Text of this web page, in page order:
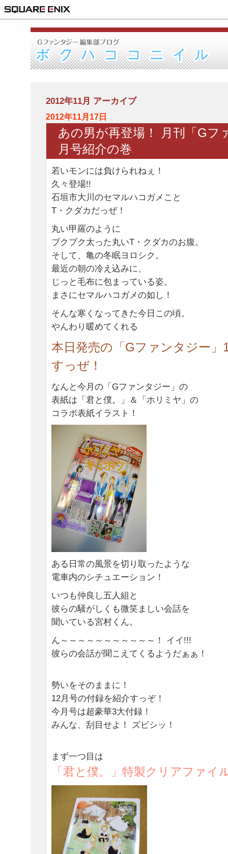
2012年11月 アーカイブ
2012年11月17日
あの男が再登場！ 月刊「Gフ
月号紹介の巻
若いモンには負けられねぇ！
久々登場!!
石垣市大川のセマルハコガメこと
T・クダカだっぜ！
丸い甲羅のように
ブクブク太った丸いT・クダカのお腹。
そして、亀の冬眠ヨロシク。
最近の朝の冷え込みに、
じっと毛布に包まっている姿。
まさにセマルハコガメの如し！
そんな寒くなってきた今日この頃。
やんわり暖めてくれる
本日発売の「Gファンタジー」
すっぜ！
なんと今月の「Gファンタジー」の
表紙は「君と僕。」＆「ホリミヤ」の
コラボ表紙イラスト！
ある日常の風景を切り取ったような
電車内のシチュエーション！
いつも仲良し五人組と
彼らの騒がしくも微笑ましい会話を
聞いている宮村くん。
ん～～～～～～～～～～～！ イイ!!!
彼らの会話が聞こえてくるようだぁぁ！
勢いをそのままに！
12月号の付録を紹介すっぞ！
今月号は超豪華3大付録！
みんな、刮目せよ！ ズビシッ！
まず一つ目は
「君と僕。」特製クリアファイ